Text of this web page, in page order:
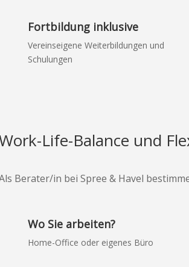
Fortbildung inklusive
Vereinseigene Weiterbildungen und
Schulungen
Life-Balance und
Berater/in bei Spree & Havel
Wo Sie arbeiten?
Home-Office oder eigenes Büro